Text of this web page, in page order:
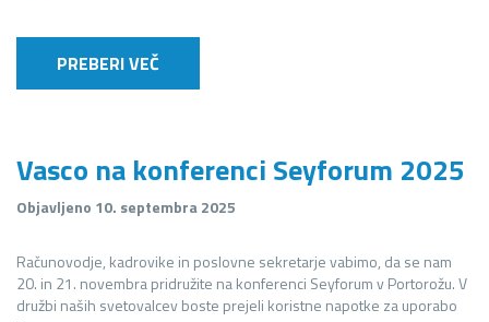
PREBERI VEČ
Vasco na konferenci Seyforum 2025
Objavljeno 10. septembra 2025
Računovodje, kadrovike in poslovne sekretarje vabimo, da se nam
20. in 21. novembra pridružite na konferenci Seyforum v Portorožu. V
družbi naših svetovalcev boste prejeli koristne napotke za uporabo